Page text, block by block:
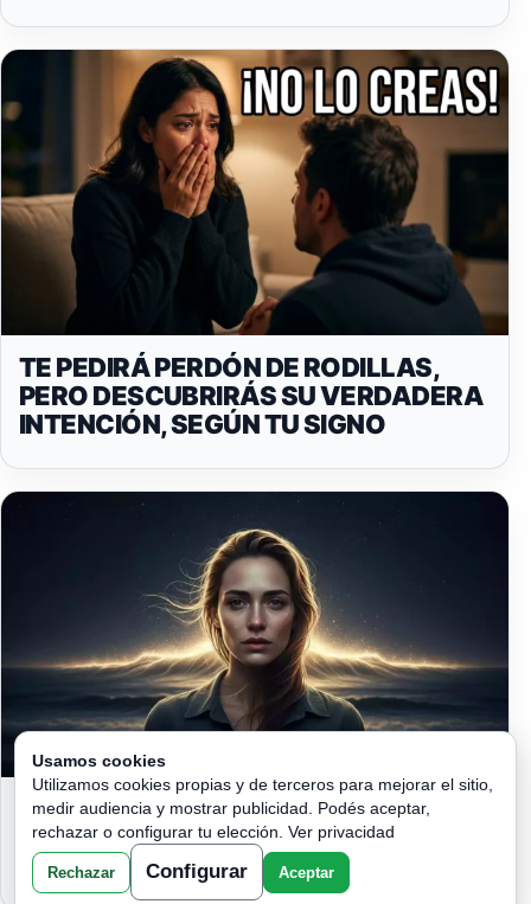
TE PEDIRÁ PERDÓN DE RODILLAS,
PERO DESCUBRIRÁS SU VERDADERA
INTENCIÓN, SEGÚN TU SIGNO
SOPORTASTE TODO EN SILENCIO…
AHORA EL UNIVERSO TE HARÁ
JUSTICIA COMO NUNCA ANTES
Usamos cookies
Utilizamos cookies propias y de terceros para mejorar el sitio,
medir audiencia y mostrar publicidad. Podés aceptar,
rechazar o configurar tu elección. Ver privacidad
Rechazar Configurar Aceptar